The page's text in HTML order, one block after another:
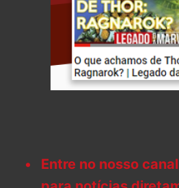
Entre no nosso